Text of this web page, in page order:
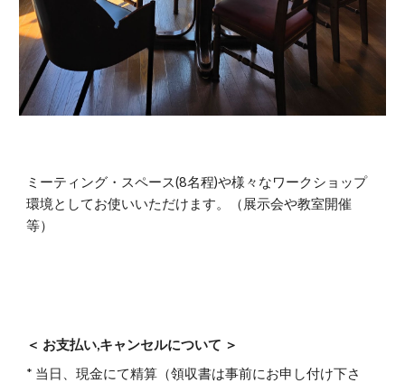
ミーティング・スペース(8名程)や様々なワークショップ
環境としてお使いいただけます。（展示会や教室開催
等）
＜ お支払い,キャンセルについて ＞
* 当日、現金にて精算（領収書は事前にお申し付け下さ